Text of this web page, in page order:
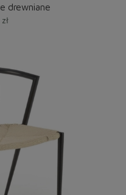
drewniane